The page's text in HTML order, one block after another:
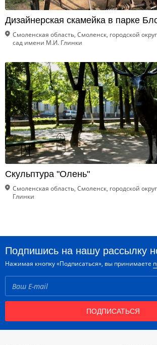
Дизайнерская скамейка в парке
Смоленская область, Смоленск, городской
сад имени М.И. Глинки
Скульптура "Олень"
Смоленская область, Смоленск, городской
Глинки
Подпишись на нашу рассылку
Нажимая кнопку «Подписаться», вы принимаете
ПОДПИСАТЬСЯ